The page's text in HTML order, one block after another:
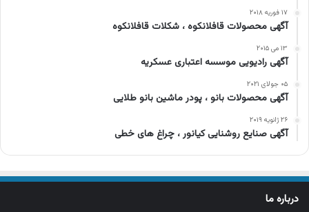
۱۷ فوریه ۲۰۱۸
آگهی محصولات قافلانکوه ، شکلات قافلانکوه
۱۳ می ۲۰۱۵
آگهی رادیویی موسسه اعتباری عسکریه
۰۵ جولای ۲۰۲۱
آگهی محصولات بانو ، پودر ماشین بانو طلایی
۲۶ ژانویه ۲۰۱۹
آگهی صنایع روشنایی کیانور ، چراغ های خطی
درباره ما